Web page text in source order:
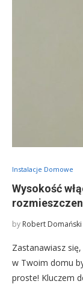
Instalacje Domowe
Wysokość
by Robert Domański
Zastanawiasz
w Twoim domu
proste! Kluczem